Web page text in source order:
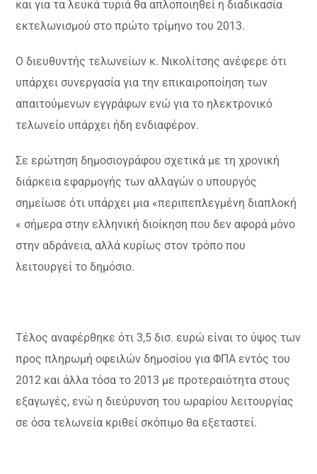
και για τα λευκά τυριά θα απλοποιηθεί η διαδικασία
εκτελωνισμού στο πρώτο τρίμηνο του 2013.
Ο διευθυντής τελωνείων κ. Νικολίτσης ανέφερε ότι
υπάρχει συνεργασία για την επικαιροποίηση των
απαιτούμενων εγγράφων ενώ για το ηλεκτρονικό
τελωνείο υπάρχει ήδη ενδιαφέρον.
Σε ερώτηση δημοσιογράφου σχετικά με τη χρονική
διάρκεια εφαρμογής των αλλαγών ο υπουργός
σημείωσε ότι υπάρχει μια «περιπεπλεγμένη διαπλοκή
«σήμερα στην ελληνική διοίκηση που δεν αφορά μόνο
στην αδράνεια, αλλά κυρίως στον τρόπο που
λειτουργεί το δημόσιο.
Τέλος αναφέρθηκε ότι 3,5 δισ. ευρώ είναι το ύψος των
προς πληρωμή οφειλών δημοσίου για ΦΠΑ εντός του
2012 και άλλα τόσα το 2013 με προτεραιότητα στους
εξαγωγές, ενώ η διεύρυνση του ωραρίου λειτουργίας
σε όσα τελωνεία κριθεί σκόπιμο θα εξεταστεί.